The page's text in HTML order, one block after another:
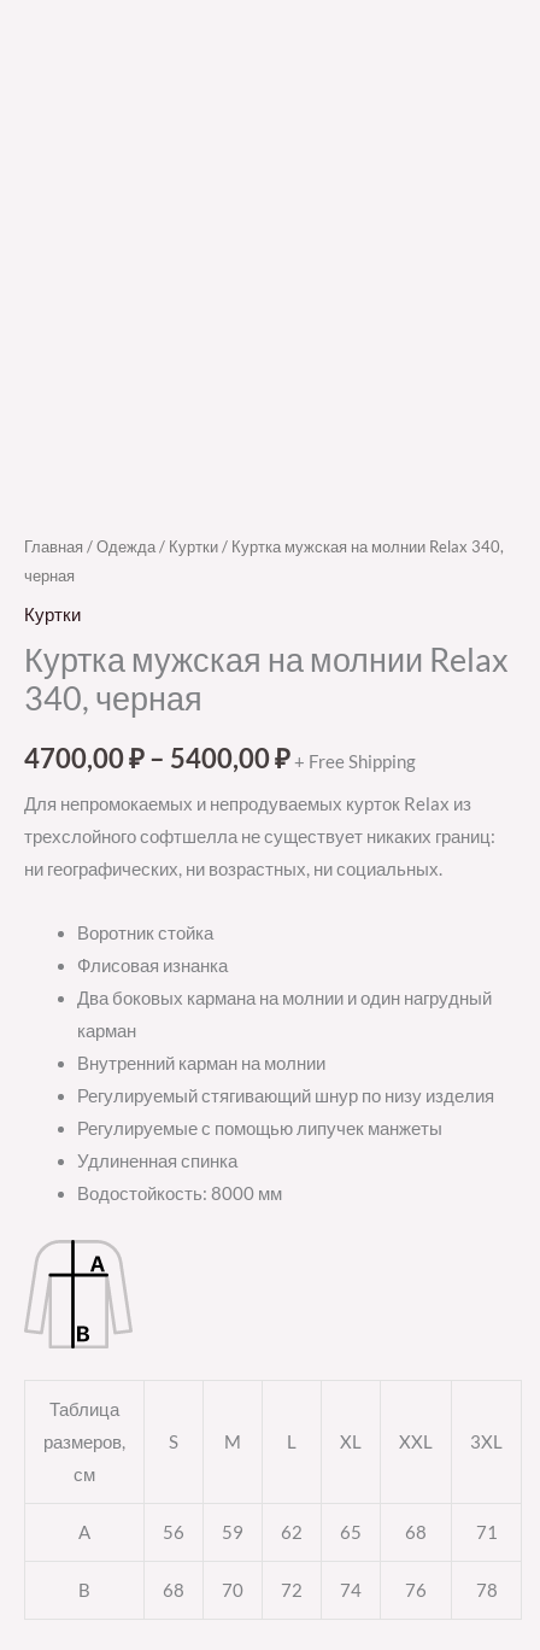
Главная /Одежда/ Куртки/ Куртка мужская на молнии Relax 340,
черная
Куртки
Куртка мужская на молнии Relax
340, черная
4700,00₽– 5400,00₽+ Free Shipping
Для непромокаемых и непродуваемых курток Relax из
трехслойного софтшелла не существует никаких границ:
ни географических, ни возрастных, ни социальных.
Воротник стойка
Флисовая изнанка
Два боковых кармана на молнии и один нагрудный
карман
Внутренний карман на молнии
Регулируемый стягивающий шнур по низу изделия
Регулируемые с помощью липучек манжеты
Удлиненная спинка
Водостойкость: 8000 мм
Таблица
размеров,
см
S M L XL XXL 3XL
A 56 59 62 65 68 71
B 68 70 72 74 76 78